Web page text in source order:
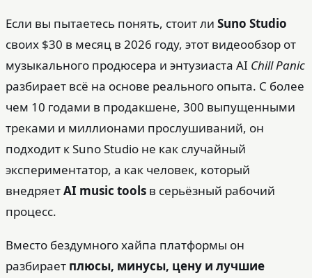
Если вы пытаетесь понять, стоит ли Suno Studio
своих $30 в месяц в 2026 году, этот видеообзор от
музыкального продюсера и энтузиаста AI Chill Panic
разбирает всё на основе реального опыта. С более
чем 10 годами в продакшене, 300 выпущенными
треками и миллионами прослушиваний, он
подходит к Suno Studio не как случайный
экспериментатор, а как человек, который
внедряетAI music tools в серьёзный рабочий
процесс.
Вместо бездумного хайпа платформы он
разбирает плюсы, минусы, цену и лучшие